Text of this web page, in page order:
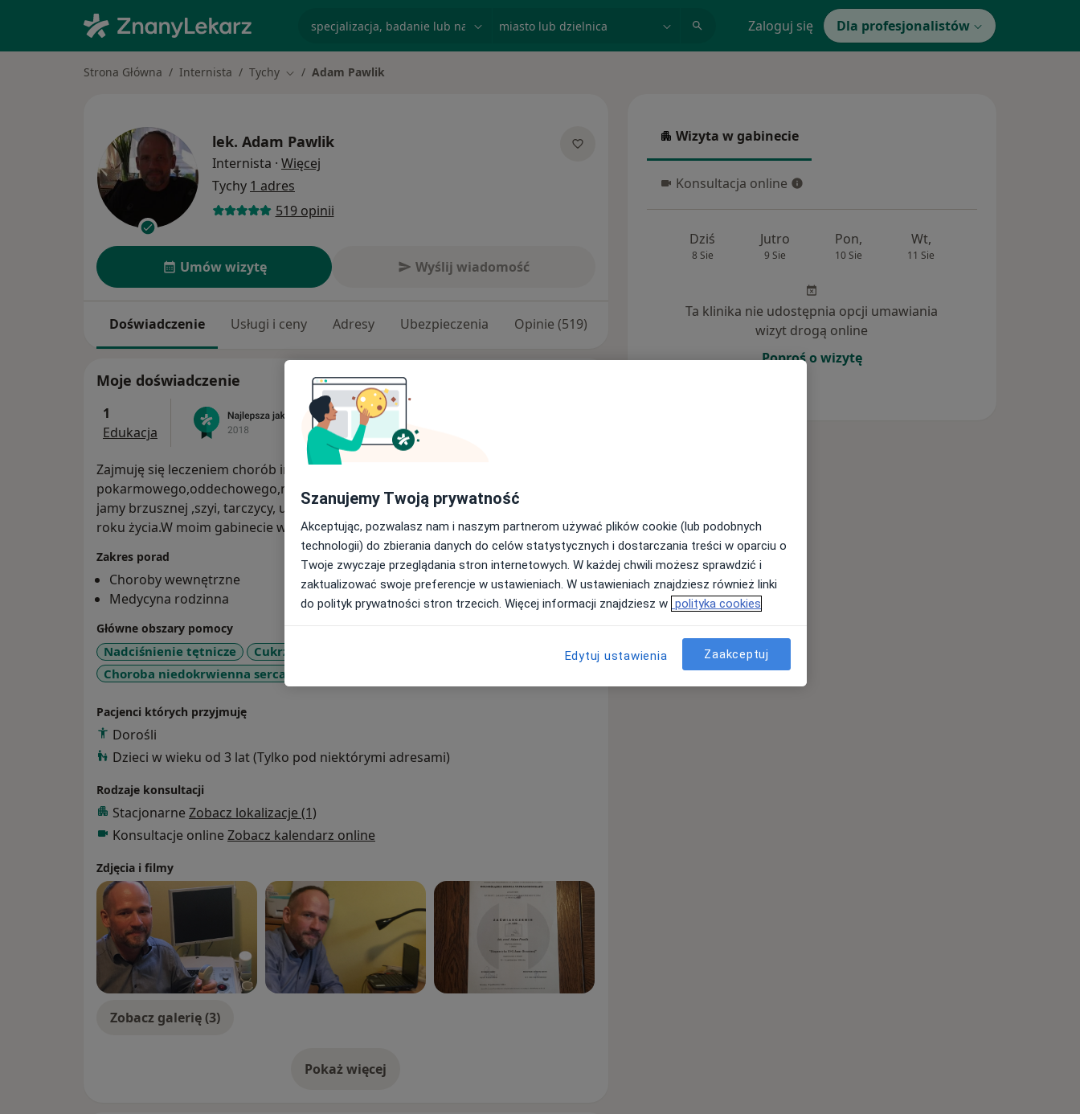
Zaloguj się Dla profesjonalistów
Strona Główna Internista Tychy Zmień miasto
Adam Pawlik
lek. Adam Pawlik
Internista · Więcej
Tychy 1 adres
519 opinii
Umów wizytę Wyślij wiadomość
Doświadczenie Usługi i ceny Adresy Ubezpieczenia Opinie (519)
Moje doświadczenie
1
Edukacja
Zajmuję się leczeniem chorób internistycznych takich jak choroby przewodu
pokarmowego,oddechowego,moczowego,krążenia oraz tarczycy.Wykonuję USG
jamy brzusznej ,szyi, tarczycy, ukł. moczowego u dorosłych i u dzieci powyżej 3
roku życia.W moim gabinecie wykonuję również badanie EKG.
Zakres porad
Choroby wewnętrzne
Medycyna rodzinna
Główne obszary pomocy
Nadciśnienie tętnicze Cukrzyca
Niewydolność serca
Choroba niedokrwienna serca
Pacjenci których przyjmuję
Dorośli
Dzieci w wieku od 3 lat (Tylko pod niektórymi adresami)
Rodzaje konsultacji
Stacjonarne Zobacz lokalizacje (1)
Konsultacje online Zobacz kalendarz online
Zdjęcia i filmy
Zobacz galerię (3)
Pokaż więcejo doświadczeniu
Wizyta w gabinecie
Wizyta w gabinecie
Konsultacja online
Konsultacja online
Dziś
8 Sie
Jutro
9 Sie
Pon,
10 Sie
Wt,
11 Sie
Ta klinika nie udostępnia opcji umawiania
wizyt drogą online
Poproś o wizytę
Szanujemy Twoją prywatność
Akceptując, pozwalasz nam i naszym partnerom używać plików cookie (lub podobnych
technologii) do zbierania danych do celów statystycznych i dostarczania treści w oparciu o
Twoje zwyczaje przeglądania stron internetowych. W każdej chwili możesz sprawdzić i
zaktualizować swoje preferencje w ustawieniach. W ustawieniach znajdziesz również linki
do polityk prywatności stron trzecich. Więcej informacji znajdziesz w polityka cookies
Edytuj ustawienia Zaakceptuj